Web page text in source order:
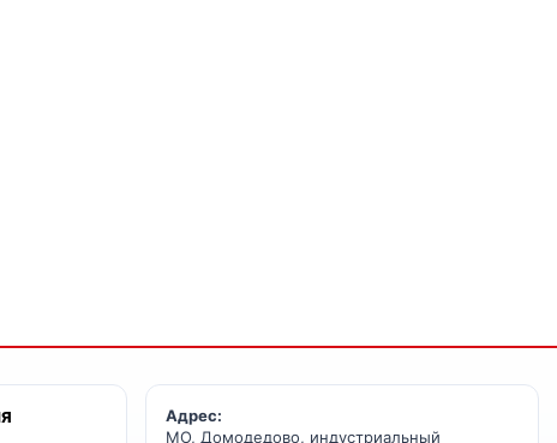
Адрес:
МО, Домодедово, индустриальный